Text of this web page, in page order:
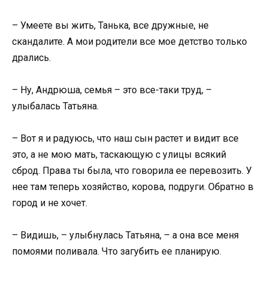
– Умеете вы жить, Танька, все дружные, не
скандалите. А мои родители все мое детство только
дрались.
– Ну, Андрюша, семья – это все-таки труд, –
улыбалась Татьяна.
– Вот я и радуюсь, что наш сын растет и видит все
это, а не мою мать, таскающую с улицы всякий
сброд. Права ты была, что говорила ее перевозить. У
нее там теперь хозяйство, корова, подруги. Обратно в
город и не хочет.
– Видишь, – улыбнулась Татьяна, – а она все меня
помоями поливала. Что загубить ее планирую.